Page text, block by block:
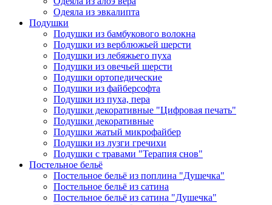
Одеяла из эвкалипта
Подушки
Подушки из бамбукового волокна
Подушки из верблюжьей шерсти
Подушки из лебяжьего пуха
Подушки из овечьей шерсти
Подушки ортопедические
Подушки из файберсофта
Подушки из пуха, пера
Подушки декоративные "Цифровая печать"
Подушки декоративные
Подушки жатый микрофайбер
Подушки из лузги гречихи
Подушки с травами "Терапия снов"
Постельное бельё
Постельное бельё из поплина "Душечка"
Постельное бельё из сатина
Постельное бельё из сатина "Душечка"